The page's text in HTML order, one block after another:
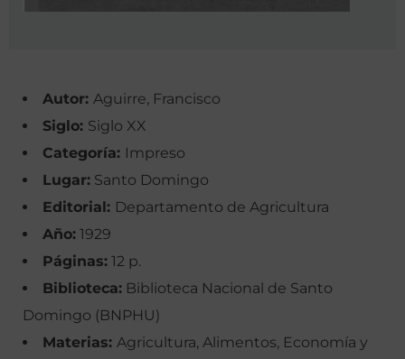
Autor: Aguirre, Francisco
Siglo: Siglo XX
Categoría: Impreso
Lugar: Santo Domingo
Editorial: Departamento de Agricultura
Año: 1929
Páginas: 12 p.
Biblioteca: Biblioteca Nacional de Santo
Domingo (BNPHU)
Materias: Agricultura, Alimentos, Economía y